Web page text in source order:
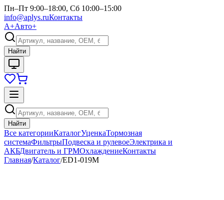
Пн–Пт 9:00–18:00, Сб 10:00–15:00
info@aplys.ruКонтакты
А+Авто+
Найти
Найти
Все категорииКаталогУценкаТормозная
системаФильтрыПодвеска и рулевоеЭлектрика и
АКБДвигатель и ГРМОхлаждениеКонтакты
Главная/Каталог/ED1-019M